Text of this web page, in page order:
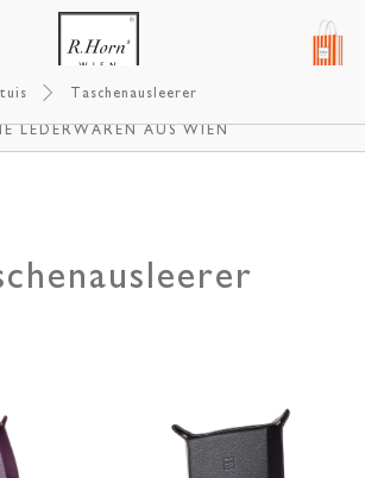
LEDERWAREN AUS WIEN
Taschenausleerer